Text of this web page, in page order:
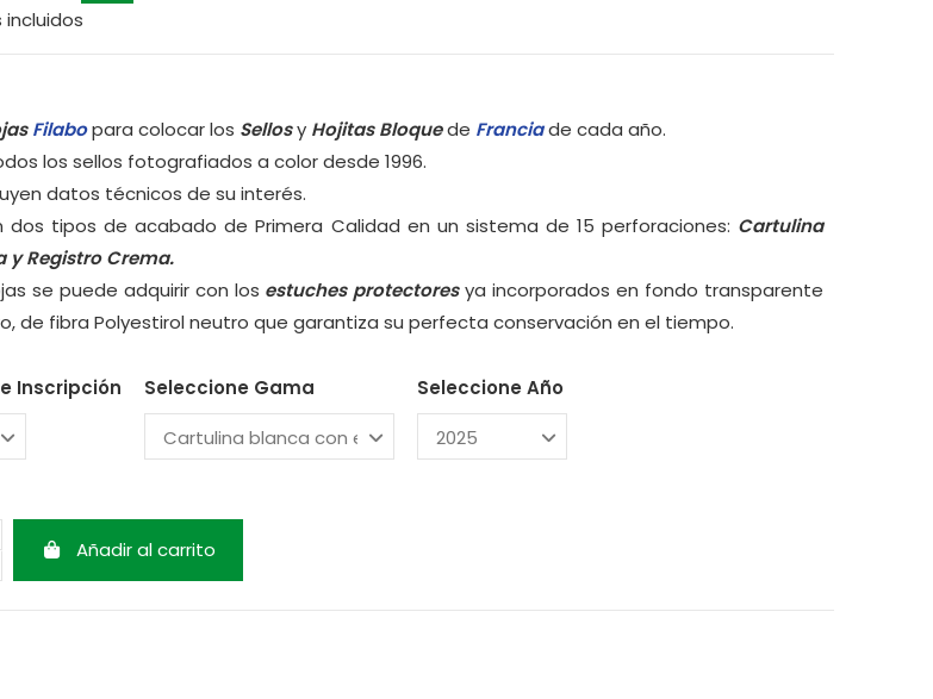
Filabopara colocar los Sellosy Hojitas Bloquede Franciade cada año.
los sellos fotografiados a color desde 1996.
datos técnicos de su interés.
dos tipos de acabado de Primera Calidad en un sistema de 15 perforaciones: Cartulina
yRegistro Crema.
se puede adquirir con los estuches protectoresya incorporados en fondo transparente
de fibra Polyestirol neutro que garantiza su perfecta conservación en el tiempo.
Inscripción Seleccione Gama Seleccione Año
Añadir al carrito